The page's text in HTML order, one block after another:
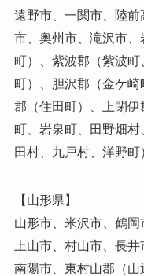
遠野市、一関市、陸
市、奥州市、滝沢市
町）、紫波郡（紫波
町）、胆沢郡（金ケ
郡（住田町）、上閉
町、岩泉町、田野畑
田村、九戸村、洋野町
【山形県】
山形市、米沢市、鶴岡
上山市、村山市、長
南陽市、東村山郡（